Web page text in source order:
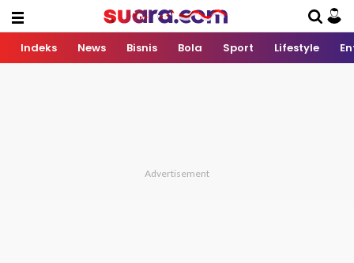
Indeks News Bisnis Bola Sport Lifestyle